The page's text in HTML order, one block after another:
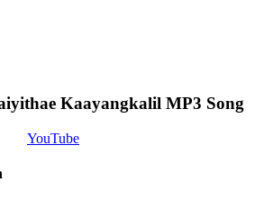
Kaayangkalil MP3 Song
YouTube